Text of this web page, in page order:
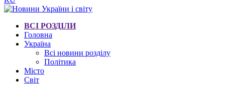
ВСІ РОЗДІЛИ
Головна
Україна
Всі новини розділу
Політика
Місто
Світ